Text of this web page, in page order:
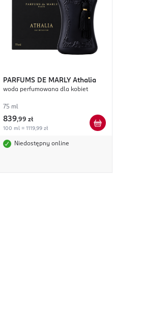
PARFUMS DE MARLY Athalia
woda perfumowana dla kobiet
75 ml
839,99 zł
100 ml = 1119,99 zł
Niedostępny online